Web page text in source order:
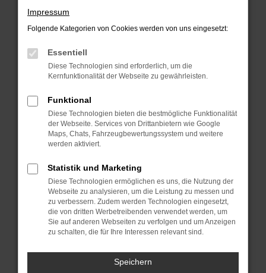
Überprüfe deine Firewall und
deine Internetverbindung.
Beispiel deine Suchmaschine?
Prüfe deine
Browsererweiterungen.
Manche Erweiterungen, wie
Werbeblocker, können das Laden
bestimmter Seiten verhindern.
anderen Browser oder in einem
privaten Fenster?
Starte dein Gerät neu.
Das kann manchmal helfen,
Impressum
Folgende Kategorien von Cookies werden von uns eingesetzt:
Essentiell
Diese Technologien sind erforderlich, um die
Kernfunktionalität der Webseite zu gewährleisten.
Funktional
Diese Technologien bieten die bestmögliche Funktionalität
der Webseite. Services von Drittanbietern wie Google
Maps, Chats, Fahrzeugbewertungssystem und weitere
werden aktiviert.
Statistik und Marketing
Diese Technologien ermöglichen es uns, die Nutzung der
Webseite zu analysieren, um die Leistung zu messen und
zu verbessern. Zudem werden Technologien eingesetzt,
die von dritten Werbetreibenden verwendet werden, um
Sie auf anderen Webseiten zu verfolgen und um Anzeigen
zu schalten, die für Ihre Interessen relevant sind.
Speichern